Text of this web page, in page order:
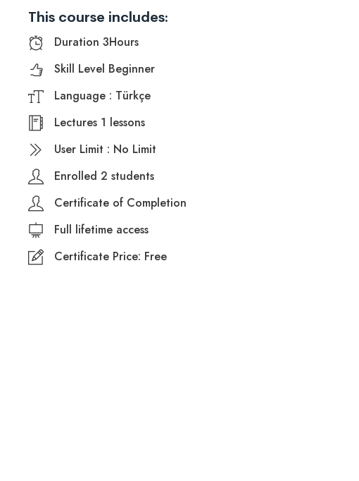
This course includes:
Duration 3Hours
Skill Level Beginner
Language : Türkçe
Lectures 1 lessons
User Limit : No Limit
Enrolled 2 students
Certificate of Completion
Full lifetime access
Certificate Price: Free